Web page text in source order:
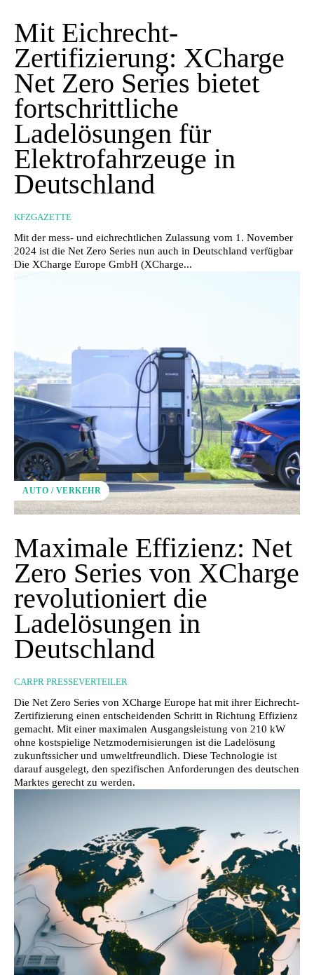
Mit Eichrecht-
Zertifizierung: XCharge
Net Zero Series bietet
fortschrittliche
Ladelösungen für
Elektrofahrzeuge in
Deutschland
KFZGAZETTE
Mit der mess- und eichrechtlichen Zulassung vom 1. November
2024 ist die Net Zero Series nun auch in Deutschland verfügbar
Die XCharge Europe GmbH (XCharge...
AUTO / VERKEHR
Maximale Effizienz: Net
Zero Series von XCharge
revolutioniert die
Ladelösungen in
Deutschland
CARPR PRESSEVERTEILER
Die Net Zero Series von XCharge Europe hat mit ihrer Eichrecht-
Zertifizierung einen entscheidenden Schritt in Richtung Effizienz
gemacht. Mit einer maximalen Ausgangsleistung von 210 kW
ohne kostspielige Netzmodernisierungen ist die Ladelösung
zukunftssicher und umweltfreundlich. Diese Technologie ist
darauf ausgelegt, den spezifischen Anforderungen des deutschen
Marktes gerecht zu werden.